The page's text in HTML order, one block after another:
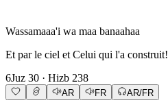
Wassamaaa'i wa maa banaahaa
Et par le ciel et Celui qui l'a construit!
6Juz 30 · Hizb 238
AR FR AR/FR